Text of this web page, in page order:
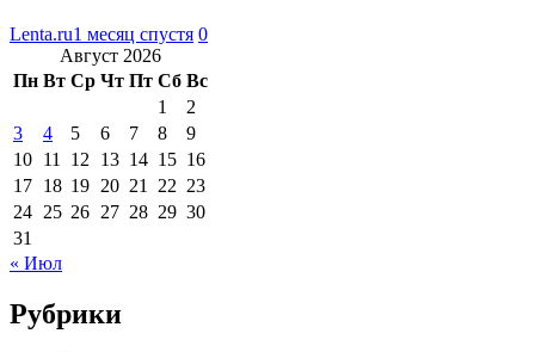
Lenta.ru1 месяц спустя 0
Август 2026
Пн Вт Ср Чт Пт Сб Вс
1
2
3
4 5 6 7 8
9
10 11 12 13 14 15 16
17 18 19 20 21 22 23
24 25 26 27 28 29 30
31
« Июл
Рубрики